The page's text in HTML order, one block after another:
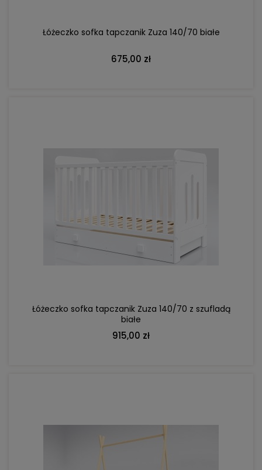
Łóżeczko sofka tapczanik Zuza 140/70 białe
675,00 zł
Łóżeczko sofka tapczanik Zuza 140/70 z szufladą
białe
915,00 zł
DO KOSZYKA